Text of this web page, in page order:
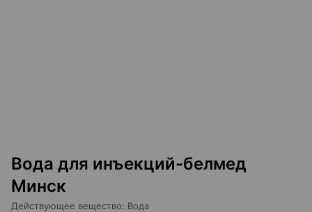
Вода для инъекций-белмед
Минск
Действующее вещество: Вода